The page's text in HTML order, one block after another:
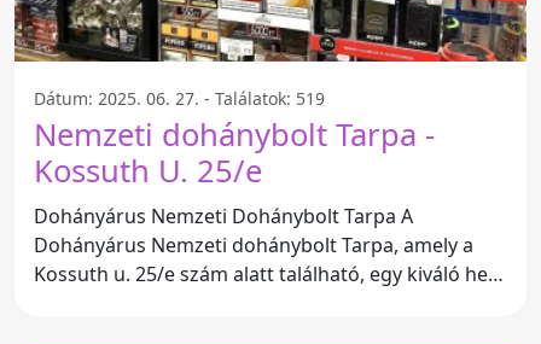
Dátum: 2025. 06. 27. - Találatok: 519
Nemzeti dohánybolt Tarpa -
Kossuth U. 25/e
Dohányárus Nemzeti Dohánybolt Tarpa A
Dohányárus Nemzeti dohánybolt Tarpa, amely a
Kossuth u. 25/e szám alatt található, egy kiváló hely